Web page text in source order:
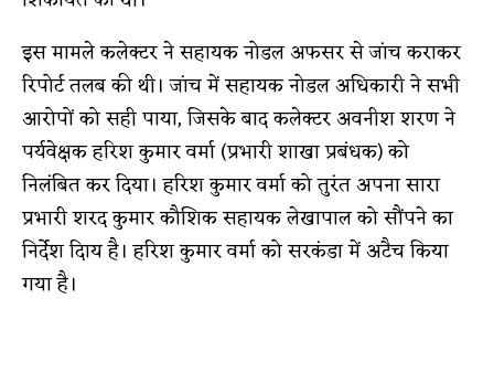
इस मामले कलेक्टर ने सहायक नोडल अफसर से जांच कराकर
रिपोर्ट तलब की थी। जांच में सहायक नोडल अधिकारी ने सभी
आरोपों को सही पाया, जिसके बाद कलेक्टर अवनीश शरण ने
पर्यवेक्षक हरिश कुमार वर्मा (प्रभारी शाखा प्रबंधक) को
निलंबित कर दिया। हरिश कुमार वर्मा को तुरंत अपना सारा
प्रभारी शरद कुमार कौशिक सहायक लेखापाल को सौंपने का
निर्देश दिाय है। हरिश कुमार वर्मा को सरकंडा में अटैच किया
गया है।